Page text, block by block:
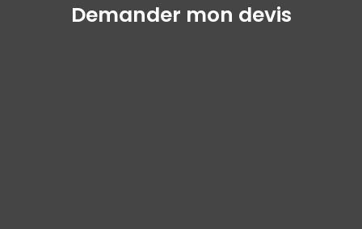
Demander mon devis